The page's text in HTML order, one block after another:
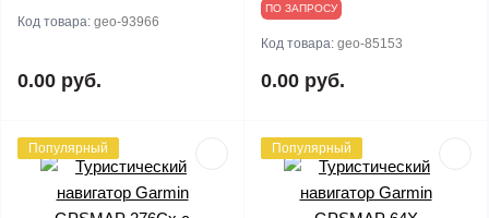
Код товара: geo-93966
0.00 руб.
ПО ЗАПРОСУ
Код товара: geo-85153
0.00 руб.
Популярный Популярный